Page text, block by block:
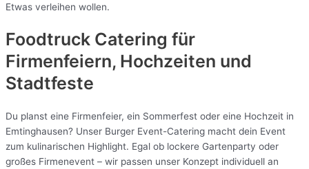
Etwas verleihen wollen.
Foodtruck Catering für
Firmenfeiern, Hochzeiten und
Stadtfeste
Du planst eine Firmenfeier, ein Sommerfest oder eine Hochzeit in
Emtinghausen? Unser Burger Event-Catering macht dein Event
zum kulinarischen Highlight. Egal ob lockere Gartenparty oder
großes Firmenevent – wir passen unser Konzept individuell an